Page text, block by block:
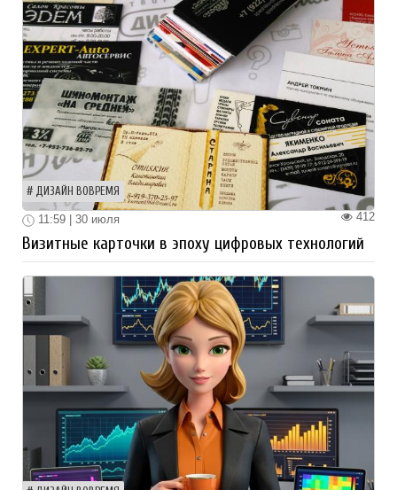
ДИЗАЙН ВОВРЕМЯ
412
11:59 | 30 июля
Визитные карточки в эпоху цифровых технологий